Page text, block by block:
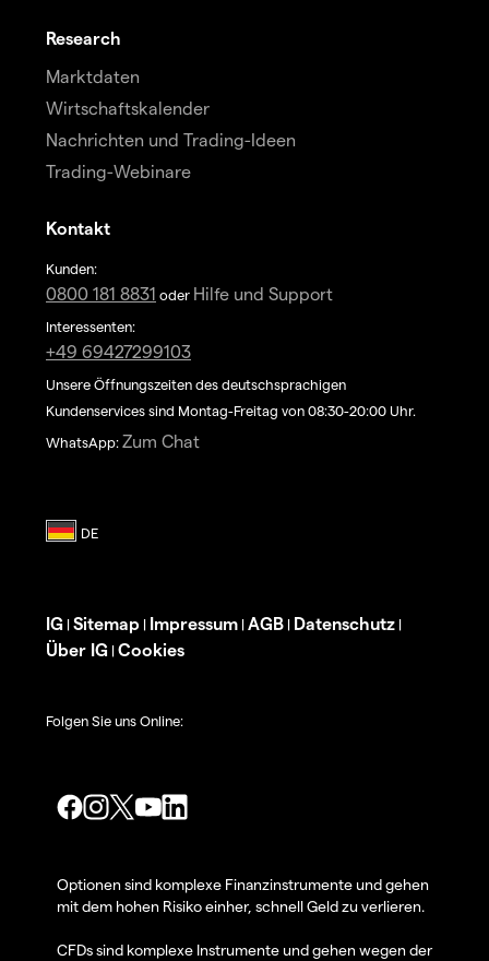
Research
Marktdaten
Wirtschaftskalender
Nachrichten und Trading-Ideen
Trading-Webinare
Kontakt
Kunden:
0800 181 8831 oder Hilfe und Support
Interessenten:
+49 69427299103
Unsere Öffnungszeiten des deutschsprachigen
Kundenservices sind Montag-Freitag von 08:30-20:00 Uhr.
WhatsApp: Zum Chat
IG | Sitemap | Impressum | AGB | Datenschutz |
Über IG | Cookies
Folgen Sie uns Online:
Optionen sind komplexe Finanzinstrumente und gehen
mit dem hohen Risiko einher, schnell Geld zu verlieren.
CFDs sind komplexe Instrumente und gehen wegen der